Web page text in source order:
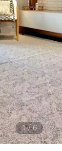
1/6